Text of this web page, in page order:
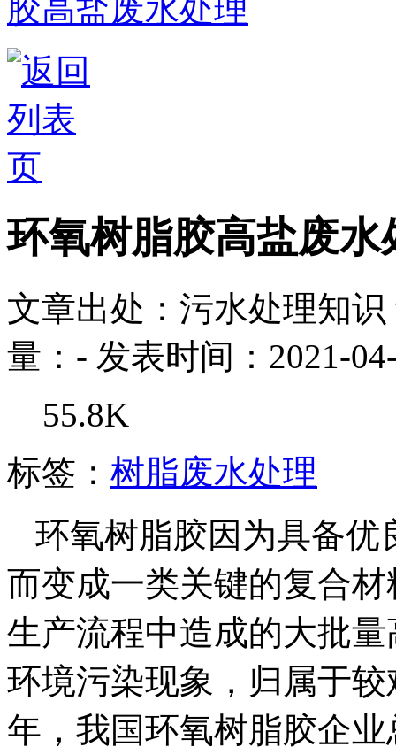
胶高盐废水处理
环氧树脂胶高盐废水
文章出处：污水处理知识
量： - 发表时间：2021-
55.8K
标签： 树脂废水处理
环氧树脂胶因为具备优
而变成一类关键的复合
生产流程中造成的大批
环境污染现象，归属于
年，我国环氧树脂胶企